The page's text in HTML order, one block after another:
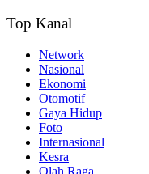
Top Kanal
Network
Nasional
Ekonomi
Otomotif
Gaya Hidup
Foto
Internasional
Kesra
Olah Raga